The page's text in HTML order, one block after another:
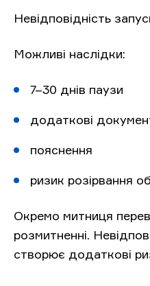
Невідповідність
Можливі наслідки:
7–30 днів паузи
додаткові
пояснення
ризик розірвання
Окремо митниця
розмитненні.
створює додаткові